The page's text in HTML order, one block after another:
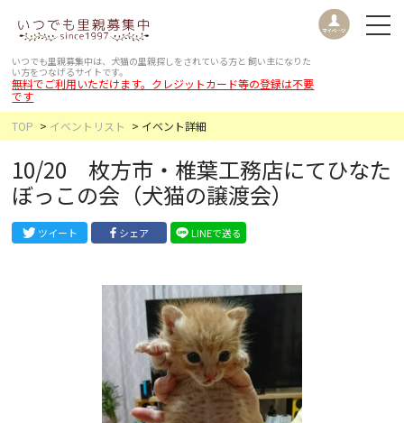
いつでも里親募集中は、犬猫の里親探しをされている方と 飼い主になりた
い方をつなげるサイトです。
無料でご利用いただけます。クレジットカード等の登録は不要
です
TOP
イベントリスト イベント詳細
10/20 枚方市・椎葉工務店にてひなた
ぼっこの会（犬猫の譲渡会）
ツイート シェア LINEで送る